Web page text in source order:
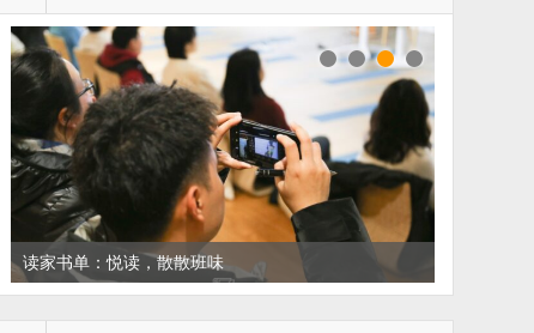
读家书单：悦读，散散班味